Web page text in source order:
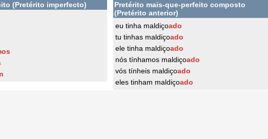
(Pretérito imperfecto)
Pretérito mais-que-perfeito composto
(Pretérito anterior)
eu tinha maldiçoado
tu tinhas maldiçoado
ele tinha maldiçoado
nós tínhamos maldiçoado
vós tínheis maldiçoado
eles tinham maldiçoado